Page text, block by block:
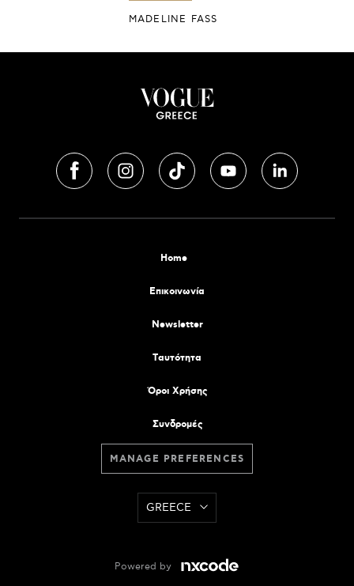
MADELINE FASS
Home
Επικοινωνία
Newsletter
Tαυτότητα
Όροι Χρήσης
Συνδρομές
MANAGE PREFERENCES
GREECE
Powered by